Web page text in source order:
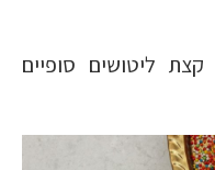
ליטושים סופיים